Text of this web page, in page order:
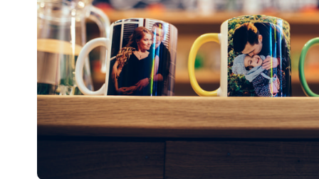
30х30
30х40
А4
Фото
в
рамке
10х10
10×15
13×18
15×15
15×20